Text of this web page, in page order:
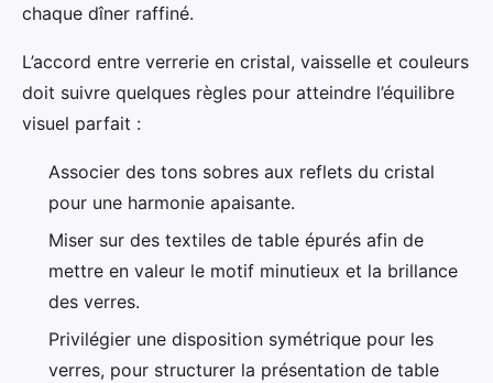
chaque dîner raffiné.
L’accord entre verrerie en cristal, vaisselle et couleurs
doit suivre quelques règles pour atteindre l’équilibre
visuel parfait :
Associer des tons sobres aux reflets du cristal
pour une harmonie apaisante.
Miser sur des textiles de table épurés afin de
mettre en valeur le motif minutieux et la brillance
des verres.
Privilégier une disposition symétrique pour les
verres, pour structurer la présentation de table